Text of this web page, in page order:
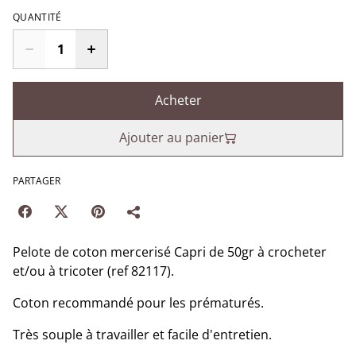
QUANTITÉ
Acheter
Ajouter au panier
PARTAGER
Pelote de coton mercerisé Capri de 50gr à crocheter
et/ou à tricoter (ref 82117).
Coton recommandé pour les prématurés.
Très souple à travailler et facile d'entretien.